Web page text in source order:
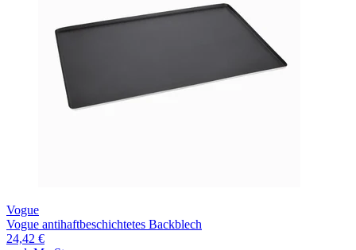
Vogue
Vogue antihaftbeschichtetes Backblech
24,42 €